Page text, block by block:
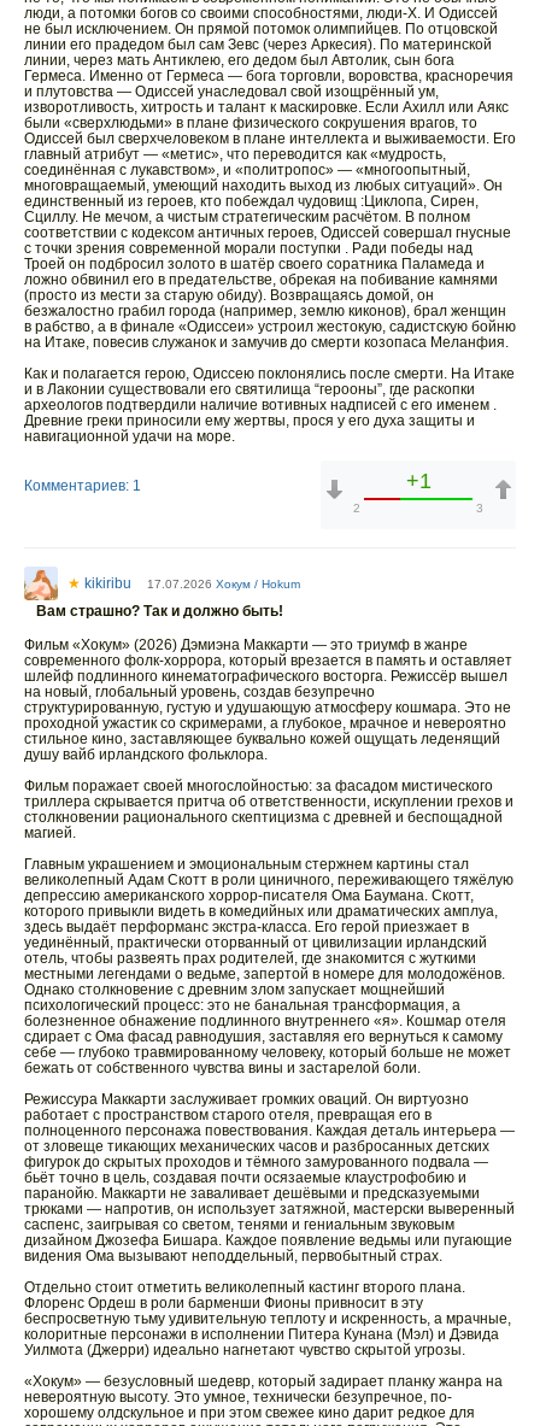
люди, а потомки богов со своими способностями, люди-Х. И Одиссей
не был исключением. Он прямой потомок олимпийцев. По отцовской
линии его прадедом был сам Зевс (через Аркесия). По материнской
линии, через мать Антиклею, его дедом был Автолик, сын бога
Гермеса. Именно от Гермеса — бога торговли, воровства, красноречия
и плутовства — Одиссей унаследовал свой изощрённый ум,
изворотливость, хитрость и талант к маскировке. Если Ахилл или Аякс
были «сверхлюдьми» в плане физического сокрушения врагов, то
Одиссей был сверхчеловеком в плане интеллекта и выживаемости. Его
главный атрибут — «метис», что переводится как «мудрость,
соединённая с лукавством», и «политропос» — «многоопытный,
многовращаемый, умеющий находить выход из любых ситуаций». Он
единственный из героев, кто побеждал чудовищ :Циклопа, Сирен,
Сциллу. Не мечом, а чистым стратегическим расчётом. В полном
соответствии с кодексом античных героев, Одиссей совершал гнусные
с точки зрения современной морали поступки . Ради победы над
Троей он подбросил золото в шатёр своего соратника Паламеда и
ложно обвинил его в предательстве, обрекая на побивание камнями
(просто из мести за старую обиду). Возвращаясь домой, он
безжалостно грабил города (например, землю киконов), брал женщин
в рабство, а в финале «Одиссеи» устроил жестокую, садистскую бойню
на Итаке, повесив служанок и замучив до смерти козопаса Меланфия.
Как и полагается герою, Одиссею поклонялись после смерти. На Итаке
и в Лаконии существовали его святилища “герооны”, где раскопки
археологов подтвердили наличие вотивных надписей с его именем .
Древние греки приносили ему жертвы, прося у его духа защиты и
навигационной удачи на море.
Комментариев: 1 +1
2 3
★ kikiribu 17.07.2026 Хокум / Hokum
Вам страшно? Так и должно быть!
Фильм «Хокум» (2026) Дэмиэна Маккарти — это триумф в жанре
современного фолк-хоррора, который врезается в память и оставляет
шлейф подлинного кинематографического восторга. Режиссёр вышел
на новый, глобальный уровень, создав безупречно
структурированную, густую и удушающую атмосферу кошмара. Это не
проходной ужастик со скримерами, а глубокое, мрачное и невероятно
стильное кино, заставляющее буквально кожей ощущать леденящий
душу вайб ирландского фольклора.
Фильм поражает своей многослойностью: за фасадом мистического
триллера скрывается притча об ответственности, искуплении грехов и
столкновении рационального скептицизма с древней и беспощадной
магией.
Главным украшением и эмоциональным стержнем картины стал
великолепный Адам Скотт в роли циничного, переживающего тяжёлую
депрессию американского хоррор-писателя Ома Баумана. Скотт,
которого привыкли видеть в комедийных или драматических амплуа,
здесь выдаёт перформанс экстра-класса. Его герой приезжает в
уединённый, практически оторванный от цивилизации ирландский
отель, чтобы развеять прах родителей, где знакомится с жуткими
местными легендами о ведьме, запертой в номере для молодожёнов.
Однако столкновение с древним злом запускает мощнейший
психологический процесс: это не банальная трансформация, а
болезненное обнажение подлинного внутреннего «я». Кошмар отеля
сдирает с Ома фасад равнодушия, заставляя его вернуться к самому
себе — глубоко травмированному человеку, который больше не может
бежать от собственного чувства вины и застарелой боли.
Режиссура Маккарти заслуживает громких оваций. Он виртуозно
работает с пространством старого отеля, превращая его в
полноценного персонажа повествования. Каждая деталь интерьера —
от зловеще тикающих механических часов и разбросанных детских
фигурок до скрытых проходов и тёмного замурованного подвала —
бьёт точно в цель, создавая почти осязаемые клаустрофобию и
паранойю. Маккарти не заваливает дешёвыми и предсказуемыми
трюками — напротив, он использует затяжной, мастерски выверенный
саспенс, заигрывая со светом, тенями и гениальным звуковым
дизайном Джозефа Бишара. Каждое появление ведьмы или пугающие
видения Ома вызывают неподдельный, первобытный страх.
Отдельно стоит отметить великолепный кастинг второго плана.
Флоренс Ордеш в роли барменши Фионы привносит в эту
беспросветную тьму удивительную теплоту и искренность, а мрачные,
колоритные персонажи в исполнении Питера Кунана (Мэл) и Дэвида
Уилмота (Джерри) идеально нагнетают чувство скрытой угрозы.
«Хокум» — безусловный шедевр, который задирает планку жанра на
невероятную высоту. Это умное, технически безупречное, по-
хорошему олдскульное и при этом свежее кино дарит редкое для